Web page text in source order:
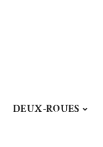
DEUX-ROUES